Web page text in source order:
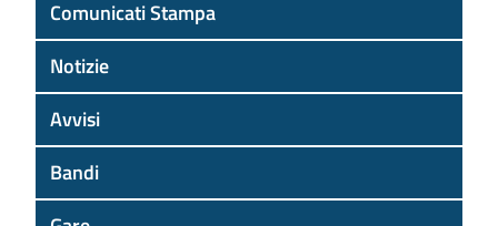
Comunicati Stampa
Notizie
Avvisi
Bandi